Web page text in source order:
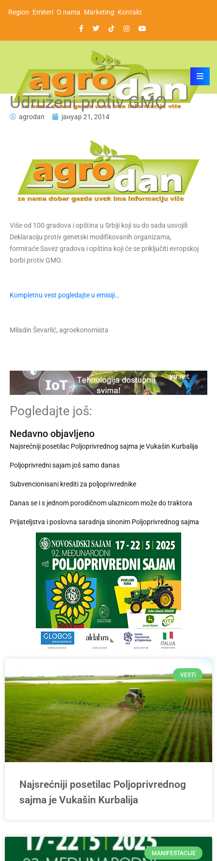
Region Emiteri O nama Marketing Kontakt
Udruženi protiv GMO
agrodan јануар 21, 2014
Više od 100 gradova i opština u Srbiji koji su do sada usvojili
Deklaraciju protiv genetski modifikovanih organizama,
formiraće Savez gradova i opština koji će se priključiti evropskoj
borbi protiv GMO.
Kompletnu vest pogledajte u emisiji…
Miladin Ševarlić, agroekonomista
Pogledajte još:
Nedavno objavljeno
Najsrećniji posetilac Poljoprivrednog sajma je Vukašin Kurbalija
Poljoprivredni sajam još samo danas
Subvencionisani krediti za poljoprivrednike
Danas se i s jednom porodičnom ulaznicom može do traktora
Prijateljstva i poslovna saradnja sinonim Poljoprivrednog sajma
VESTI
Najsrećniji posetilac Poljoprivrednog
sajma je Vukašin Kurbalija
MANIFESTACIJE